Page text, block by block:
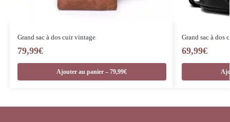
Grand sac à dos cuir vintage
79,99€
Ajouter au panier – 79,99€
Grand sac à dos
69,99€